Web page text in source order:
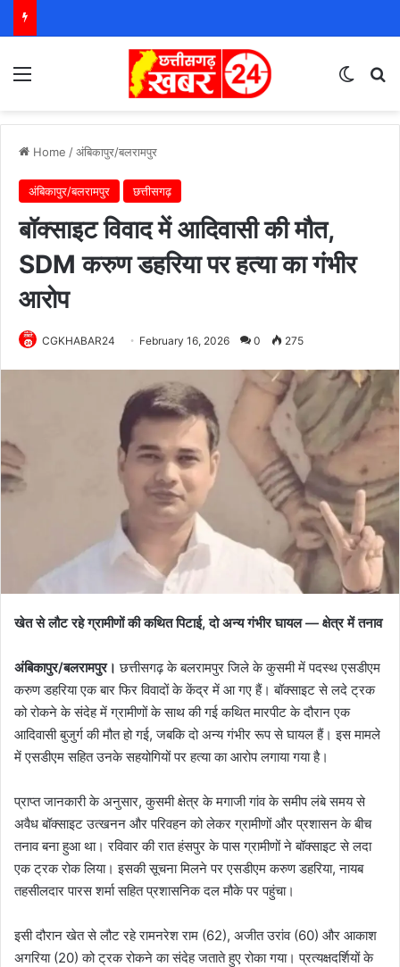
Home /अंबिकापुर/बलरामपुर
अंबिकापुर/बलरामपुर छत्तीसगढ़
बॉक्साइट विवाद में आदिवासी की मौत,
SDM करुण डहरिया पर हत्या का गंभीर
आरोप
CGKHABAR24 February 16, 2026 0 275
खेत से लौट रहे ग्रामीणों की कथित पिटाई, दो अन्य गंभीर घायल — क्षेत्र में तनाव
अंबिकापुर/बलरामपुर।छत्तीसगढ़ के बलरामपुर जिले के कुसमी में पदस्थ एसडीएम
करुण डहरिया एक बार फिर विवादों के केंद्र में आ गए हैं। बॉक्साइट से लदे ट्रक
को रोकने के संदेह में ग्रामीणों के साथ की गई कथित मारपीट के दौरान एक
आदिवासी बुजुर्ग की मौत हो गई, जबकि दो अन्य गंभीर रूप से घायल हैं। इस मामले
में एसडीएम सहित उनके सहयोगियों पर हत्या का आरोप लगाया गया है।
प्राप्त जानकारी के अनुसार, कुसमी क्षेत्र के मगाजी गांव के समीप लंबे समय से
अवैध बॉक्साइट उत्खनन और परिवहन को लेकर ग्रामीणों और प्रशासन के बीच
तनाव बना हुआ था। रविवार की रात हंसपुर के पास ग्रामीणों ने बॉक्साइट से लदा
एक ट्रक रोक लिया। इसकी सूचना मिलने पर एसडीएम करुण डहरिया, नायब
तहसीलदार पारस शर्मा सहित प्रशासनिक दल मौके पर पहुंचा।
इसी दौरान खेत से लौट रहे रामनरेश राम (62), अजीत उरांव (60) और आकाश
अगरिया (20) को ट्रक रोकने का संदेह जताते हुए रोका गया। प्रत्यक्षदर्शियों के